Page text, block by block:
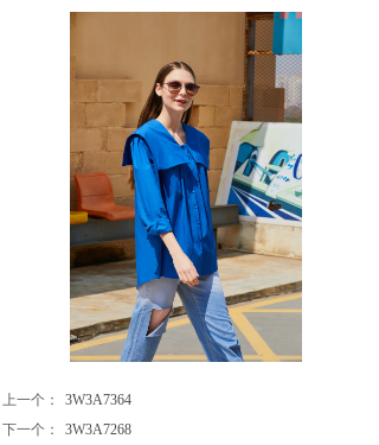
上一个：
3W3A7364
下一个：
3W3A7268